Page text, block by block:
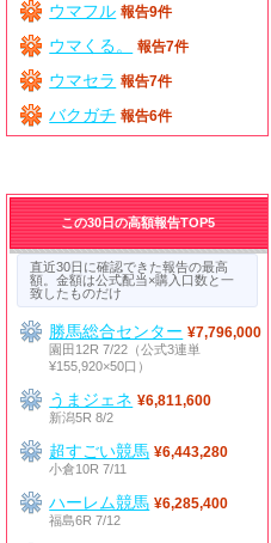
ウマフル 報告9件
ウマくる。 報告7件
ウマセラ 報告7件
バクガチ 報告6件
この30日の高額報告TOP5
直近30日に確認できた報告の最高
額。金額は公式配当×購入口数と一
致したものだけ
勝馬総合センター ¥7,796,000
園田12R 7/22（公式3連単
¥155,920×50口）
うまジェネ ¥6,811,600
新潟5R 8/2
超すごい競馬 ¥6,443,280
小倉10R 7/11
ハーレム競馬 ¥6,285,400
福島6R 7/12